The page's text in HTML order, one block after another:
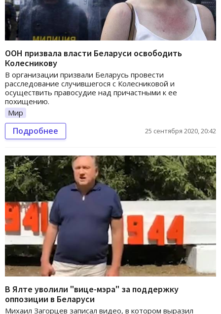
ООН призвала власти Беларуси освободить
Колесникову
В организации призвали Беларусь провести
расследование случившегося с Колесниковой и
осуществить правосудие над причастными к ее
похищению.
Мир
Подробнее 25 сентября 2020, 20:42
В Ялте уволили "вице-мэра" за поддержку
оппозиции в Беларуси
Михаил Загорцев записал видео, в котором выразил